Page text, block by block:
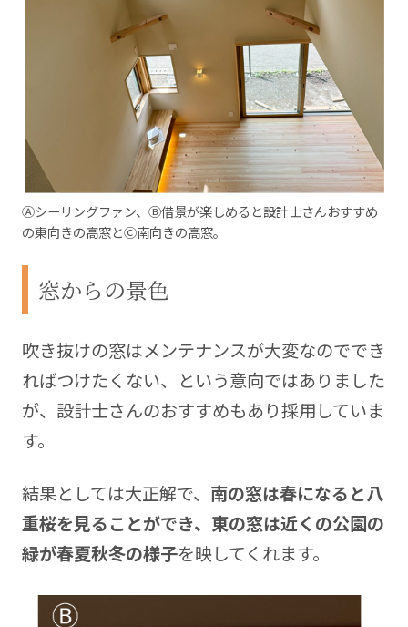
Ⓐシーリングファン、Ⓑ借景が楽しめると設計士さんおすすめ
の東向きの高窓とⒸ南向きの高窓。
窓からの景色
吹き抜けの窓はメンテナンスが大変なのででき
ればつけたくない、という意向ではありました
が、設計士さんのおすすめもあり採用していま
す。
結果としては大正解で、 南の窓は春になると八
重桜を見ることができ、東の窓は近くの公園の
緑が春夏秋冬の様子を映してくれます。